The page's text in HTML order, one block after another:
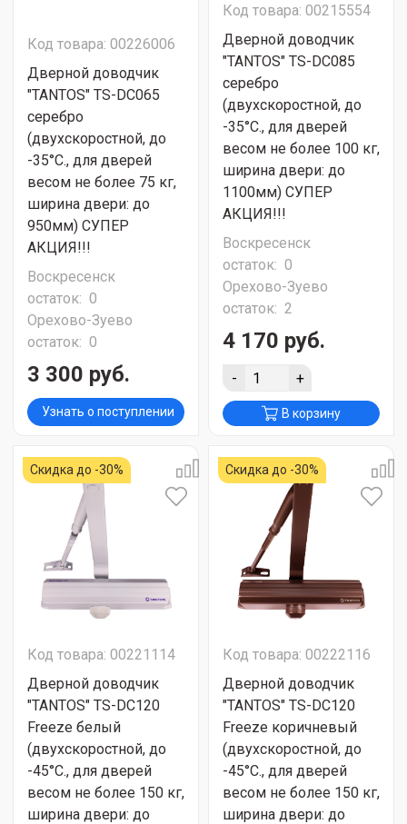
Код товара: 00226006
Дверной доводчик
"TANTOS" TS-DC065
серебро
(двухскоростной, до
-35°С., для дверей
весом не более 75 кг,
ширина двери: до
950мм) СУПЕР
АКЦИЯ!!!
Воскресенск
остаток: 0
Орехово-Зуево
остаток: 0
3 300 руб.
Узнать о поступлении
Код товара: 00215554
Дверной доводчик
"TANTOS" TS-DC085
серебро
(двухскоростной, до
-35°С., для дверей
весом не более 100 кг,
ширина двери: до
1100мм) СУПЕР
АКЦИЯ!!!
Воскресенск
остаток: 0
Орехово-Зуево
остаток: 2
4 170 руб.
- +
В корзину
Скидка до -30%
Код товара: 00221114
Дверной доводчик
"TANTOS" TS-DC120
Freeze белый
(двухскоростной, до
-45°С., для дверей
весом не более 150 кг,
ширина двери: до
Скидка до -30%
Код товара: 00222116
Дверной доводчик
"TANTOS" TS-DC120
Freeze коричневый
(двухскоростной, до
-45°С., для дверей
весом не более 150 кг,
ширина двери: до